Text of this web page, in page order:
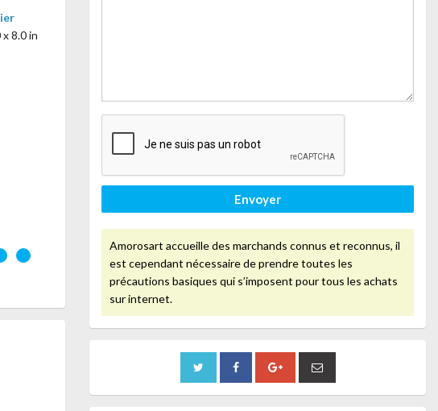
8.0 in
Envoyer
Amorosart accueille des marchands connus et reconnus, il
est cependant nécessaire de prendre toutes les
précautions basiques qui s’imposent pour tous les achats
sur internet.